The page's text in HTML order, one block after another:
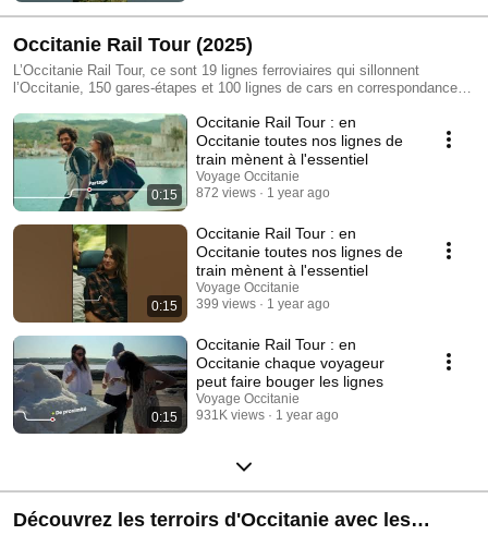
Occitanie Rail Tour (2025)
L’Occitanie Rail Tour, ce sont 19 lignes ferroviaires qui sillonnent
l’Occitanie, 150 gares-étapes et 100 lignes de cars en correspondance !
paysages, leurs ambiances, et préparez-vous pour une belle aventure en
train à travers l'Occitanie. Le Pass Occitanie Rail Tour est votre sésame
pour voyager en illimité pendant 2 à 6 jours dans toute l'Occitanie. Ce
billet est valable à bord des trains régionaux liO à partir de 20€ (pour 2
jours de voyage). Il s’adresse à tous quel que soit l'âge. Il fonctionne
toute l’année, tous les jours. Pour en savoir plus sur l'Occitanie Rail Tour
: www.occitanie-rail-tour.com
0:15
Occitanie Rail Tour : en
Occitanie toutes nos lignes de
train mènent à l'essentiel
Voyage Occitanie
872 views
1 year ago
0:15
Occitanie Rail Tour : en
Occitanie toutes nos lignes de
train mènent à l'essentiel
Voyage Occitanie
399 views
1 year ago
0:15
Occitanie Rail Tour : en
Occitanie chaque voyageur
peut faire bouger les lignes
Voyage Occitanie
931K views
1 year ago
Découvrez les terroirs d'Occitanie avec les